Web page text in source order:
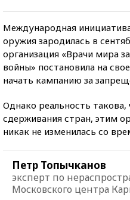
Международная
оружия зародилась в
организация «Врачи мира
войны» постановила на
начать кампанию за
Однако реальность
сдерживания стран, этим
никак не изменилась со
Петр Топычканов
эксперт по
Московского центра